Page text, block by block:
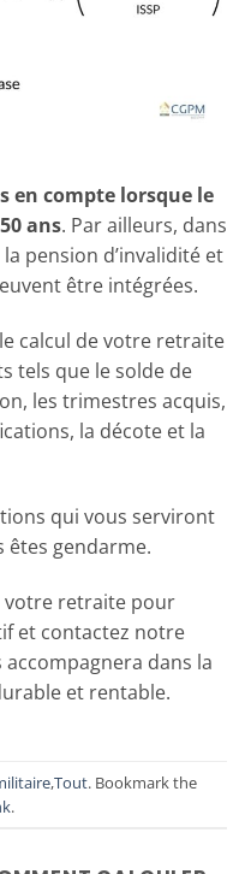
en compte lorsque le
ans. Par ailleurs, dans
pension d’invalidité et
être intégrées.
calcul de votre retraite
tels que le solde de
les trimestres acquis,
la décote et la
qui vous serviront
êtes gendarme.
votre retraite pour
et contactez notre
accompagnera dans la
et rentable.
,Tout. Bookmark the
.